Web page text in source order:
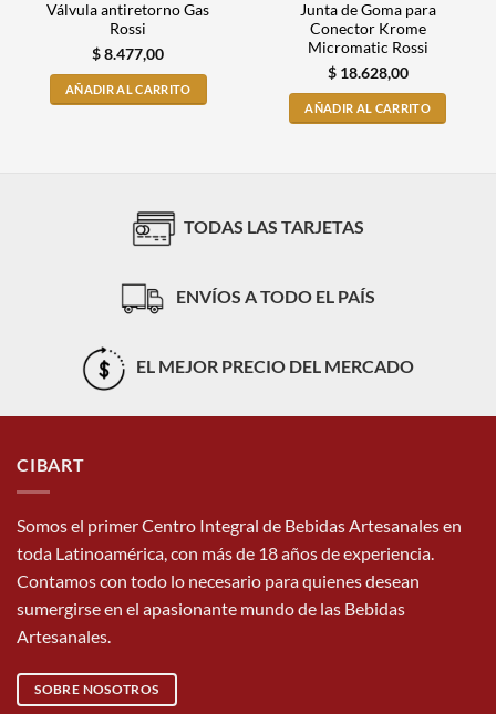
Válvula antiretorno Gas
Rossi
$8.477,00
AÑADIR AL CARRITO
Junta de Goma para
Conector Krome
Micromatic Rossi
$18.628,00
AÑADIR AL CARRITO
TODAS LAS TARJETAS
ENVÍOS A TODO EL PAÍS
EL MEJOR PRECIO DEL MERCADO
CIBART
Somos el primer Centro Integral de Bebidas Artesanales en
toda Latinoamérica, con más de 18 años de experiencia.
Contamos con todo lo necesario para quienes desean
sumergirse en el apasionante mundo de las Bebidas
Artesanales.
SOBRE NOSOTROS